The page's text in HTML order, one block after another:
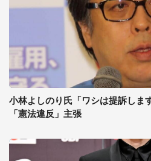
小林よしのり氏「ワシは提訴しま
「憲法違反」主張